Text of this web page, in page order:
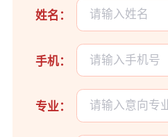
姓名：
手机：
专业：